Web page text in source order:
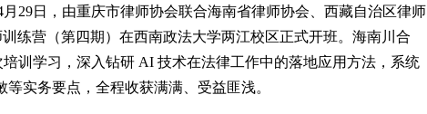
29日，由重庆市律师协会联合海南省律师协会、西藏自治区律师
练营（第四期）在西南政法大学两江校区正式开班。海南川合
训学习，深入钻研 AI 技术在法律工作中的落地应用方法，系统
实务要点，全程收获满满、受益匪浅。